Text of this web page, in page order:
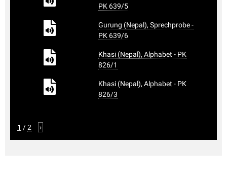
PK 639/5
Gurung (Nepal), Sprechprobe -
PK 639/6
Khasi (Nepal), Alphabet - PK
826/1
Khasi (Nepal), Alphabet - PK
826/3
1 /2 ›